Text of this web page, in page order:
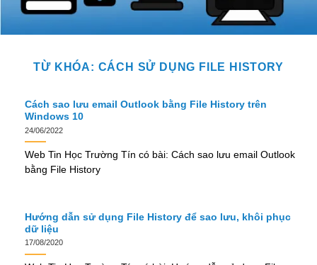
TỪ KHÓA: CÁCH SỬ DỤNG FILE HISTORY
Cách sao lưu email Outlook bằng File History trên
Windows 10
24/06/2022
Web Tin Học Trường Tín có bài: Cách sao lưu email Outlook
bằng File History
Hướng dẫn sử dụng File History để sao lưu, khôi phục
dữ liệu
17/08/2020